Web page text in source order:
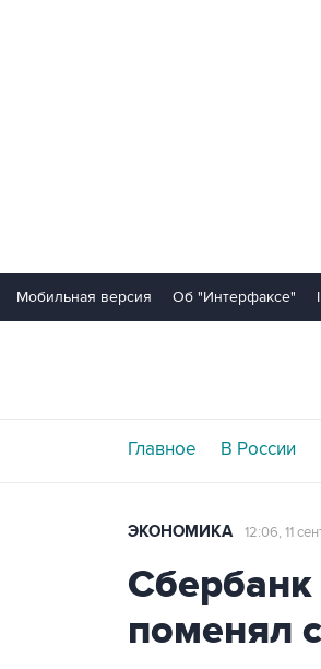
Мобильная версия Об "Интерфаксе"
Главное В России
ЭКОНОМИКА 12:06, 11
поменял